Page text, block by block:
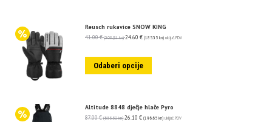
Reusch rukavice SNOW KING
41.00€ (308.91 kn) 24.60 € (185.35 kn) uključ. PDV
Odaberi opcije
Altitude 8848 dječje hlače Pyro
87.00€ (655.50 kn) 26.10 € (196.65 kn) uključ. PDV